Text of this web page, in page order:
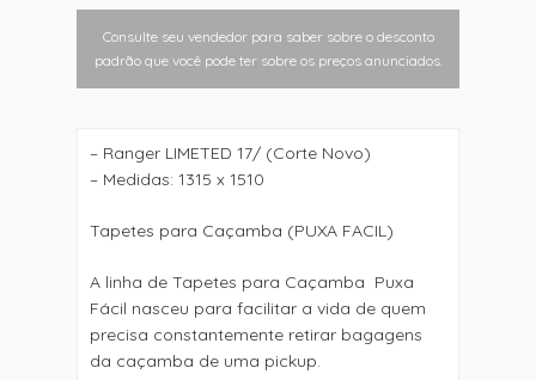
Consulte seu vendedor para saber sobre o desconto
padrão que você pode ter sobre os preços anunciados.
– Ranger LIMETED 17/ (Corte Novo)
– Medidas: 1315 x 1510
Tapetes para Caçamba (PUXA FACIL)
A linha de Tapetes para Caçamba  Puxa
Fácil nasceu para facilitar a vida de quem
precisa constantemente retirar bagagens
da caçamba de uma pickup.